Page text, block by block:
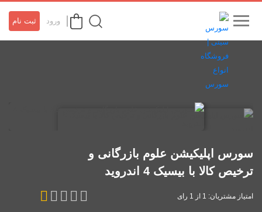
ورود ثبت نام
سورس اپلیکیشن علوم بازرگانی و
ترخیص کالا با بیسیک 4 اندروید
امتیاز مشتریان: 1 از 1 رای